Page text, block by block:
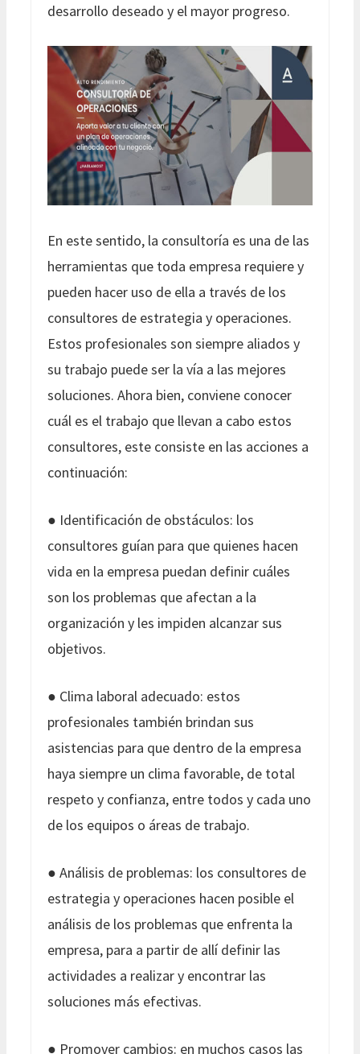
desarrollo deseado y el mayor progreso.
En este sentido, la consultoría es una de las
herramientas que toda empresa requiere y
pueden hacer uso de ella a través de los
consultores de estrategia y operaciones.
Estos profesionales son siempre aliados y
su trabajo puede ser la vía a las mejores
soluciones. Ahora bien, conviene conocer
cuál es el trabajo que llevan a cabo estos
consultores, este consiste en las acciones a
continuación:
● Identificación de obstáculos: los
consultores guían para que quienes hacen
vida en la empresa puedan definir cuáles
son los problemas que afectan a la
organización y les impiden alcanzar sus
objetivos.
● Clima laboral adecuado: estos
profesionales también brindan sus
asistencias para que dentro de la empresa
haya siempre un clima favorable, de total
respeto y confianza, entre todos y cada uno
de los equipos o áreas de trabajo.
● Análisis de problemas: los consultores de
estrategia y operaciones hacen posible el
análisis de los problemas que enfrenta la
empresa, para a partir de allí definir las
actividades a realizar y encontrar las
soluciones más efectivas.
● Promover cambios: en muchos casos las